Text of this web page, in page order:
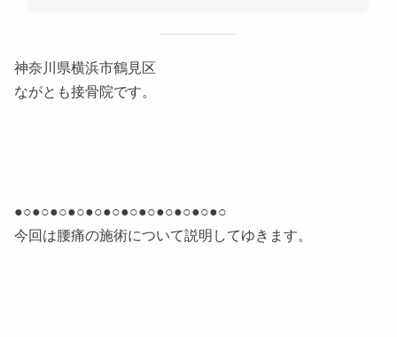
神奈川県横浜市鶴見区
ながとも接骨院です。
●○●○●○●○●○●○●○●○●○●○●○●○
今回は腰痛の施術について説明してゆきます。